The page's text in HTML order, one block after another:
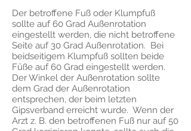
Der betroffene Fuß oder Klumpfuß
sollte auf 60 Grad Außenrotation
eingestellt werden, die nicht betroffene
Seite auf 30 Grad Außenrotation. Bei
beidseitigem Klumpfuß sollten beide
Füße auf 60 Grad eingestellt werden.
Der Winkel der Außenrotation sollte
dem Grad der Außenrotation
entsprechen, der beim letzten
Gipsverband erreicht wurde. Wenn der
Arzt z. B. den betroffenen Fuß nur auf 50